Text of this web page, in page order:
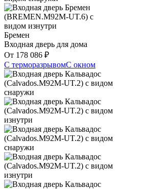
Бремен
Входная дверь для дома
От 178 086 ₽
С терморазрывомС окном